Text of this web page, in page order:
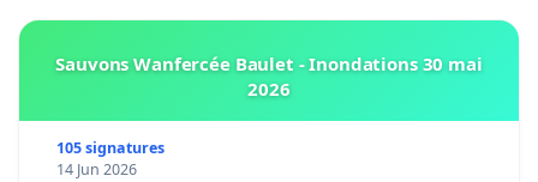
Sauvons Wanfercée Baulet - Inondations 30 mai
2026
105 signatures
14 Jun 2026